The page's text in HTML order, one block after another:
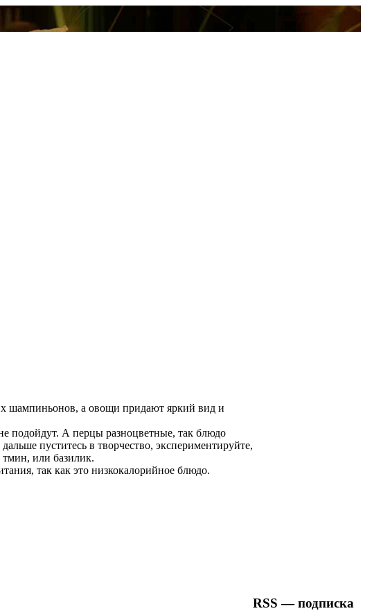
шампиньонов, а овощи придают яркий вид и
подойдут. А перцы разноцветные, так блюдо
пуститесь в творчество, экспериментируйте,
тмин, или базилик.
так как это низкокалорийное блюдо.
RSS — подписка